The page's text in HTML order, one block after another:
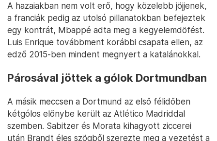
A hazaiakban nem volt erő, hogy közelebb jöjjenek,
a franciák pedig az utolsó pillanatokban befejeztek
egy kontrát, Mbappé adta meg a kegyelemdöfést.
Luis Enrique továbbment korábbi csapata ellen, az
edző 2015-ben mindent megnyert a katalánokkal.
Párosával jöttek a gólok Dortmundban
A másik meccsen a Dortmund az első félidőben
kétgólos előnybe került az Atlético Madriddal
szemben. Sabitzer és Morata kihagyott ziccerei
után Brandt éles szögből szerezte meg a vezetést a